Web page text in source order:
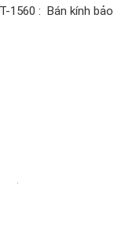
1560 : Bán kính bảo